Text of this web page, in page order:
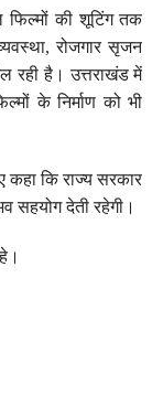
फिल्मों की शूटिंग तक
रोजगार सृजन
रही है। उत्तराखंड में
के निर्माण को भी
कि राज्य सरकार
सहयोग देती रहेगी।